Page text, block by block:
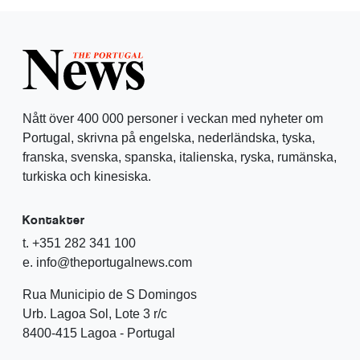
Nått över 400 000 personer i veckan med nyheter om
Portugal, skrivna på engelska, nederländska, tyska,
franska, svenska, spanska, italienska, ryska, rumänska,
turkiska och kinesiska.
Kontakter
t. +351 282 341 100
e. info@theportugalnews.com
Rua Municipio de S Domingos
Urb. Lagoa Sol, Lote 3 r/c
8400-415 Lagoa - Portugal